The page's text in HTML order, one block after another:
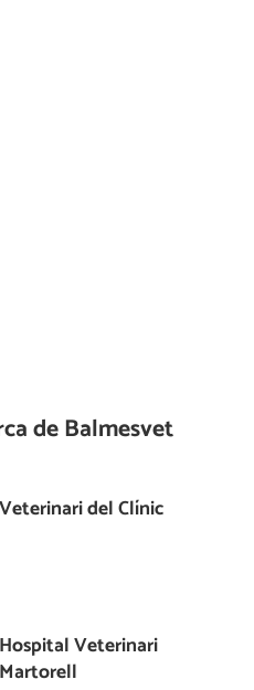
deBalmesvet
Veterinari del Clínic
Hospital Veterinari
Martorell